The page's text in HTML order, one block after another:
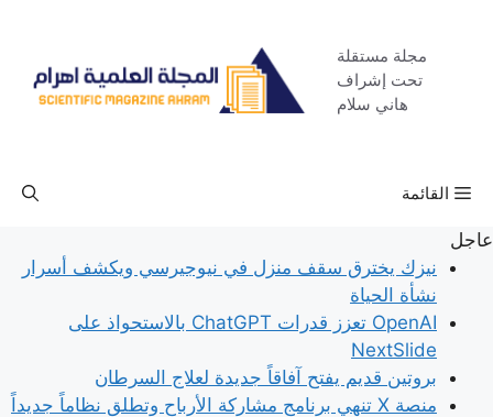
مجلة مستقلة
تحت إشراف
هاني سلام
القائمة
عاجل
نيزك يخترق سقف منزل في نيوجيرسي ويكشف أسرار
نشأة الحياة
OpenAI تعزز قدرات ChatGPT بالاستحواذ على
NextSlide
بروتين قديم يفتح آفاقاً جديدة لعلاج السرطان
منصة X تنهي برنامج مشاركة الأرباح وتطلق نظاماً جديداً